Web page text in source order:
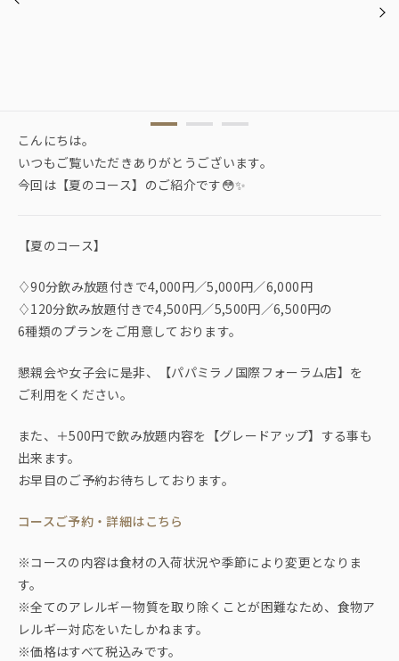
こんにちは。
いつもご覧いただきありがとうございます。
今回は【夏のコース】のご紹介です😳✨
【夏のコース】
♢90分飲み放題付きで4,000円／5,000円／6,000円
♢120分飲み放題付きで4,500円／5,500円／6,500円の
6種類のプランをご用意しております。
懇親会や女子会に是非、【パパミラノ国際フォーラム店】を
ご利用をください。
また、＋500円で飲み放題内容を【グレードアップ】する事も
出来ます。
お早目のご予約お待ちしております。
コースご予約・詳細はこちら
※コースの内容は食材の入荷状況や季節により変更となりま
す。
※全てのアレルギー物質を取り除くことが困難なため、食物ア
レルギー対応をいたしかねます。
※価格はすべて税込みです。